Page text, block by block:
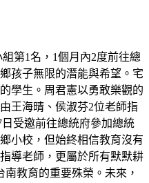
第1名，1個月內2度前往總
孩子無限的潛能與希望。宅
學生。周君憲以勇敢樂觀的
王海晴、侯淑芬2位老師指
受邀前往總統府參加總統
小校，但始終相信教育沒有
導老師，更屬於所有默默耕
教育的重要殊榮。未來，